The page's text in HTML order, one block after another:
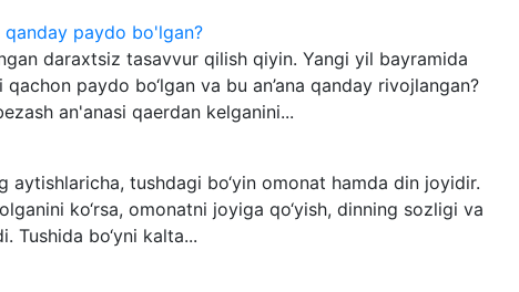
paydo bo'lgan?
daraxtsiz tasavvur qilish qiyin. Yangi yil bayramida
paydo bo‘lgan va bu an’ana qanday rivojlangan?
an'anasi qaerdan kelganini...
aytishlaricha, tushdagi bo‘yin omonat hamda din joyidir.
ko‘rsa, omonatni joyiga qo‘yish, dinning sozligi va
Tushida bo‘yni kalta...